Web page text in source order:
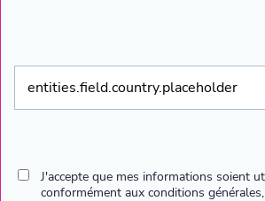
J'accepte que mes informations soient
conformément aux conditions